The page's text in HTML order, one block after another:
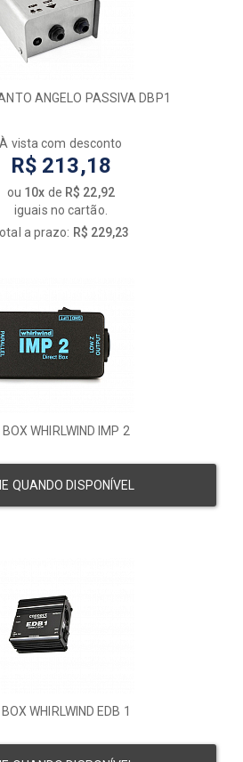
ANGELO PASSIVA DBP1
À vista com desconto
R$ 213,18
ou 10x de R$ 22,92
iguais no cartão.
a prazo: R$ 229,23
BOX WHIRLWIND IMP 2
QUANDO DISPONÍVEL
WHIRLWIND EDB 1